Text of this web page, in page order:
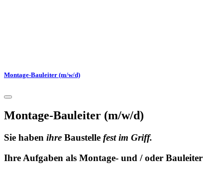
Montage-Bauleiter (m/w/d)
Montage-Bauleiter (m/w/d)
Sie haben ihre Baustelle fest im Griff.
Ihre Aufgaben als Montage- und / oder Bauleiter